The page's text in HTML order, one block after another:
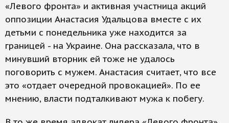
«Левого фронта» и активная участница акций
оппозиции Анастасия Удальцова вместе с их
детьми с понедельника уже находится за
границей - на Украине. Она рассказала, что в
минувший вторник ей тоже не удалось
поговорить с мужем. Анастасия считает, что все
это «отдает очередной провокацией». По ее
мнению, власти подталкивают мужа к побегу.